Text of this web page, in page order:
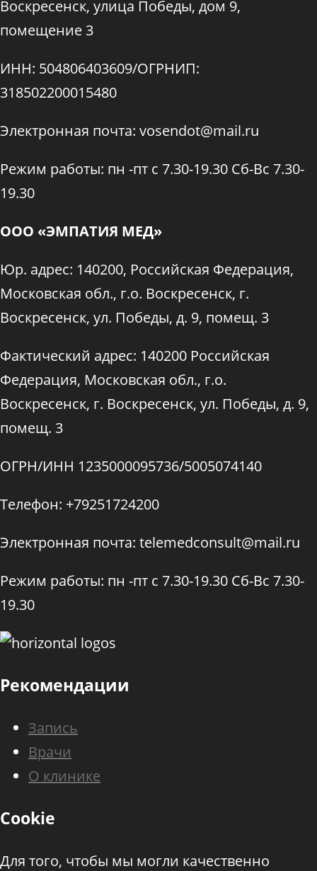
Воскресенск, улица Победы, дом 9,
помещение 3
ИНН: 504806403609/ОГРНИП:
318502200015480
Электронная почта: vosendot@mail.ru
Режим работы: пн -пт с 7.30-19.30 Сб-Вс 7.30-
19.30
ООО «ЭМПАТИЯ МЕД»
Юр. адрес: 140200, Российская Федерация,
Московская обл., г.о. Воскресенск, г.
Воскресенск, ул. Победы, д. 9, помещ. 3
Фактический адрес: 140200 Российская
Федерация, Московская обл., г.о.
Воскресенск, г. Воскресенск, ул. Победы, д. 9,
помещ. 3
ОГРН/ИНН 1235000095736/5005074140
Телефон: +79251724200
Электронная почта: telemedconsult@mail.ru
Режим работы: пн -пт с 7.30-19.30 Сб-Вс 7.30-
19.30
Рекомендации
Запись
Врачи
О клинике
Cookie
Для того, чтобы мы могли качественно